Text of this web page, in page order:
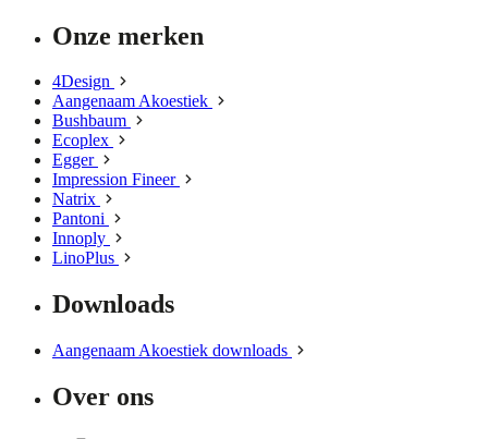
Onze merken
4Design
Aangenaam Akoestiek
Bushbaum
Ecoplex
Egger
Impression Fineer
Natrix
Pantoni
Innoply
LinoPlus
Downloads
Aangenaam Akoestiek downloads
Over ons